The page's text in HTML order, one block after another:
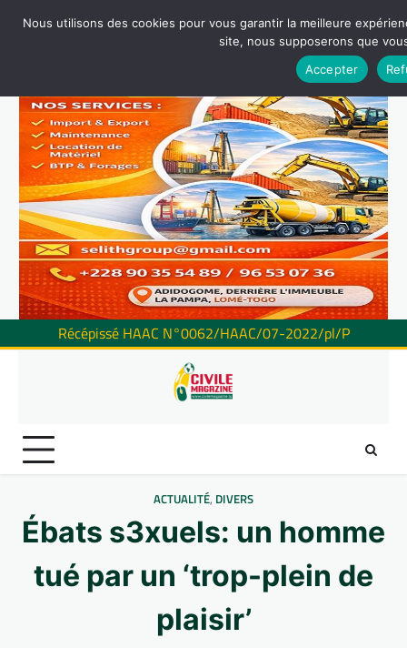
Récépissé HAAC N°0062/HAAC/07-2022/pl/P
ACTUALITÉ, DIVERS
Ébats s3xuels: un homme
tué par un ‘trop-plein de
plaisir’
Nous utilisons des cookies pour vous garantir la meilleure
site, nous supposerons que
Accepter